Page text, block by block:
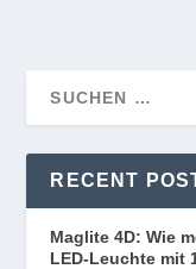
RECENT
Maglite 4D: Wie
LED-Leuchte mit